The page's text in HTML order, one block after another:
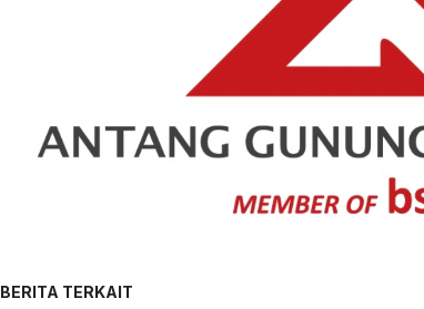
BERITA TERKAIT